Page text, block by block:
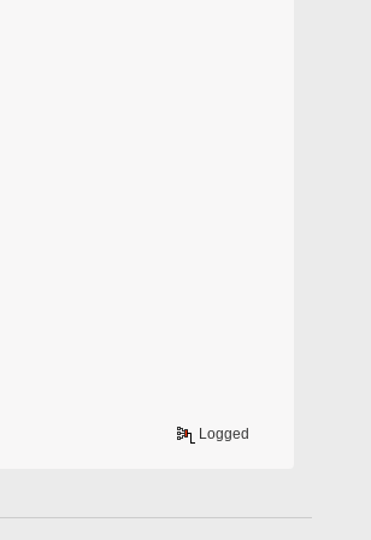
Logged